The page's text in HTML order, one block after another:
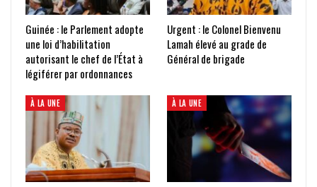
Guinée : le Parlement adopte
une loi d’habilitation
autorisant le chef de l’État à
légiférer par ordonnances
Urgent : le Colonel Bienvenu
Lamah élevé au grade de
Général de brigade
À LA UNE À LA UNE